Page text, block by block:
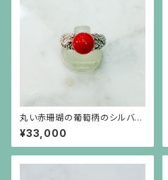
丸い赤珊瑚の葡萄柄のシルバー
台リング
¥33,000